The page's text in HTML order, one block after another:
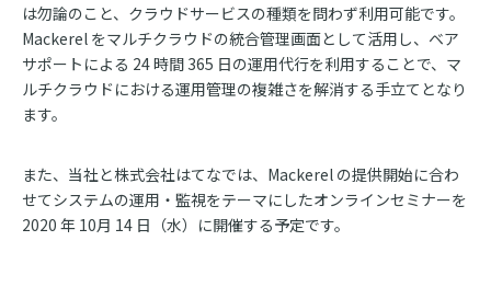
は勿論のこと、クラウドサービスの種類を問わず利用可能です。
Mackerel をマルチクラウドの統合管理画面として活用し、ベア
サポートによる 24 時間 365 日の運用代行を利用することで、マ
ルチクラウドにおける運用管理の複雑さを解消する手立てとなり
ます。
また、当社と株式会社はてなでは、Mackerel の提供開始に合わ
せてシステムの運用・監視をテーマにしたオンラインセミナーを
2020 年 10月 14 日（水）に開催する予定です。